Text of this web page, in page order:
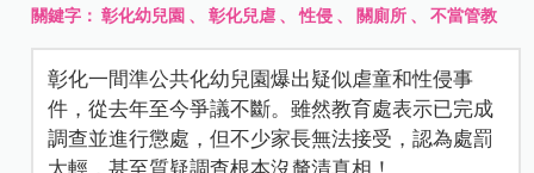
關鍵字：彰化幼兒園 、彰化兒虐 、性侵 、 關廁所 、不當管教
彰化一間準公共化幼兒園爆出疑似虐童和性侵事
件，從去年至今爭議不斷。雖然教育處表示已完成
調查並進行懲處，但不少家長無法接受，認為處罰